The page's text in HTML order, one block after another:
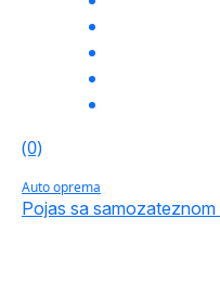
(0)
Auto oprema
Pojas sa